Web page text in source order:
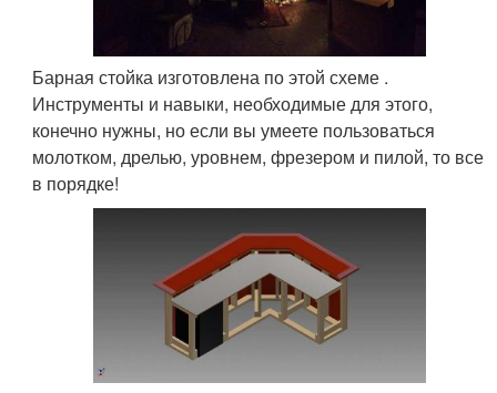
Барная стойка изготовлена по этой схеме .
Инструменты и навыки, необходимые для этого,
конечно нужны, но если вы умеете пользоваться
молотком, дрелью, уровнем, фрезером и пилой, то все
в порядке!